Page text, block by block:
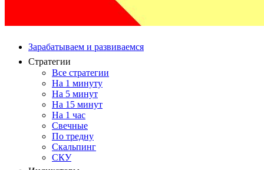
Зарабатываем и развиваемся
Стратегии
Все стратегии
На 1 минуту
На 5 минут
На 15 минут
На 1 час
Свечные
По тредну
Скальпинг
СКУ